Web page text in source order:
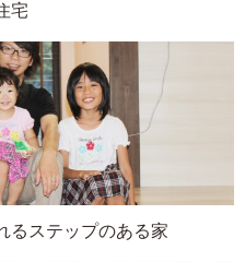
宅
るステップのある家